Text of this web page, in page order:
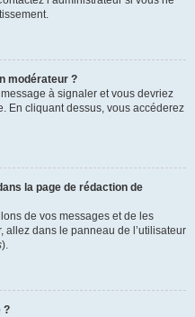
modérateur ?
à signaler et vous devriez
En cliquant dessus, vous accéderez
la page de rédaction de
de vos messages et de les
allez dans le panneau de l’utilisateur
).
?